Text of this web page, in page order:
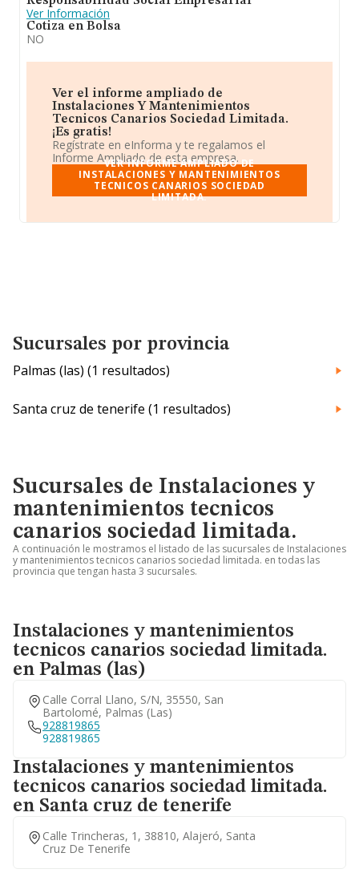
Ver Información
Cotiza en Bolsa
NO
Ver el informe ampliado de
Instalaciones Y Mantenimientos
Tecnicos Canarios Sociedad Limitada.
¡Es gratis!
Regístrate en eInforma y te regalamos el
Informe Ampliado de esta empresa.
VER INFORME AMPLIADO DE
INSTALACIONES Y MANTENIMIENTOS
TECNICOS CANARIOS SOCIEDAD
LIMITADA.
Sucursales por provincia
Palmas (las) (1 resultados)
Santa cruz de tenerife (1 resultados)
Sucursales de Instalaciones y
mantenimientos tecnicos
canarios sociedad limitada.
A continuación le mostramos el listado de las sucursales de Instalaciones
y mantenimientos tecnicos canarios sociedad limitada. en todas las
provincia que tengan hasta 3 sucursales.
Instalaciones y mantenimientos
tecnicos canarios sociedad limitada.
en Palmas (las)
Calle Corral Llano, S/n, 35550, San
Bartolomé, Palmas (las)
928819865
928819865
Instalaciones y mantenimientos
tecnicos canarios sociedad limitada.
en Santa cruz de tenerife
Calle Trincheras, 1, 38810, Alajeró, Santa
Cruz De Tenerife